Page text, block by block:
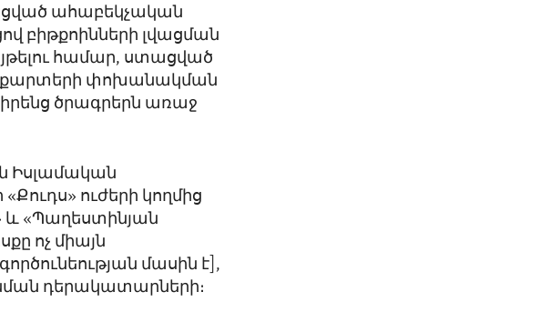
ահաբեկչական
բիթքոինների լվացման
համար, ստացված
քարտերի փոխանակման
իրենց ծրագրերն առաջ
Իսլամական
ուժերի կողմից
և «Պաղեստինյան
ոչ միայն
մասին է],
նման դերակատարների։